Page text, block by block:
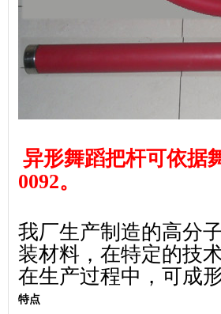
异形舞蹈把杆可依据
0092。
我厂生产制造的高分
装材料，在特定的技
在生产过程中，可成
特点